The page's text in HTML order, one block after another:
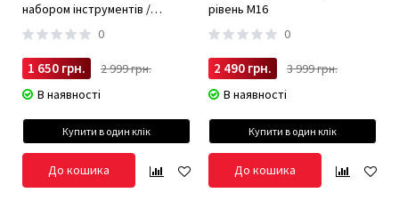
набором інструментів /
Безщітковий гайковерт 2 АКБ
0
1 650 грн.
2 999 грн.
В наявності
Купити в один клік
До кошика
рівень М16
0
2 490 грн.
3 999 грн.
В наявності
Купити в один клік
До кошика